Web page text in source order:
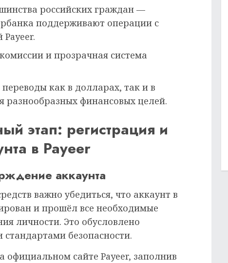
российских граждан —
поддерживают операции с
и прозрачная система
как в долларах, так и в
разнообразных финансовых целей.
этап: регистрация и
в Payeer
аккаунта
важно убедиться, что аккаунт в
и прошёл все необходимые
личности. Это обусловлено
безопасности.
официальном сайте Payeer, заполнив